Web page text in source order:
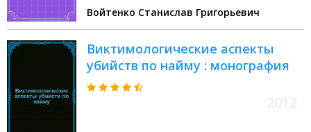
Войтенко Станислав Григорьевич
Виктимологические аспекты
убийств по найму : монография